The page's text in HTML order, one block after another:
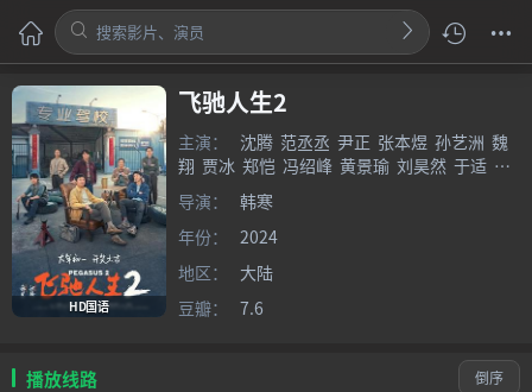
HD国语
飞驰人生2
主演： 沈腾 范丞丞 尹正 张本煜 孙艺洲 魏
翔 贾冰 郑恺 冯绍峰 黄景瑜 刘昊然 于适 胡
先煦
阎鹤祥
瀚
导演：
韩寒
年份：
2024
地区：
大陆
豆瓣：
7.6
播放线路 倒序